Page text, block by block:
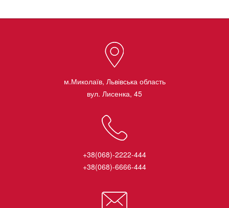
м.Миколаїв, Львівська область
вул. Лисенка, 45
+38(068)-2222-444
+38(068)-6666-444